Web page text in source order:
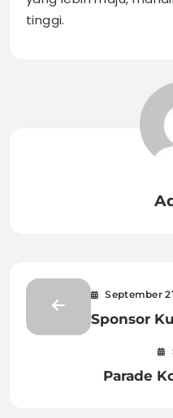
tinggi.
September
Sponsor
Finansial
Parade